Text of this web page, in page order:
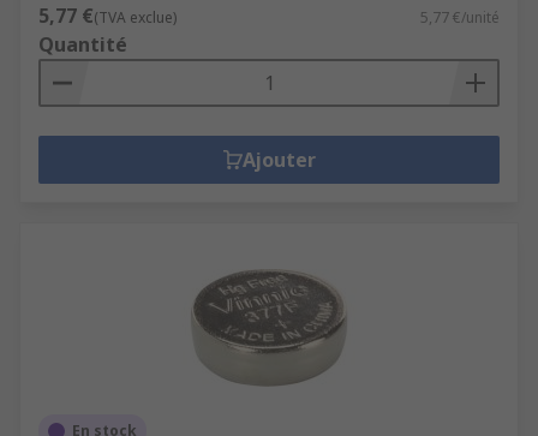
5,77 €(TVA exclue) 5,77 €/unité
Quantité
Ajouter
En stock